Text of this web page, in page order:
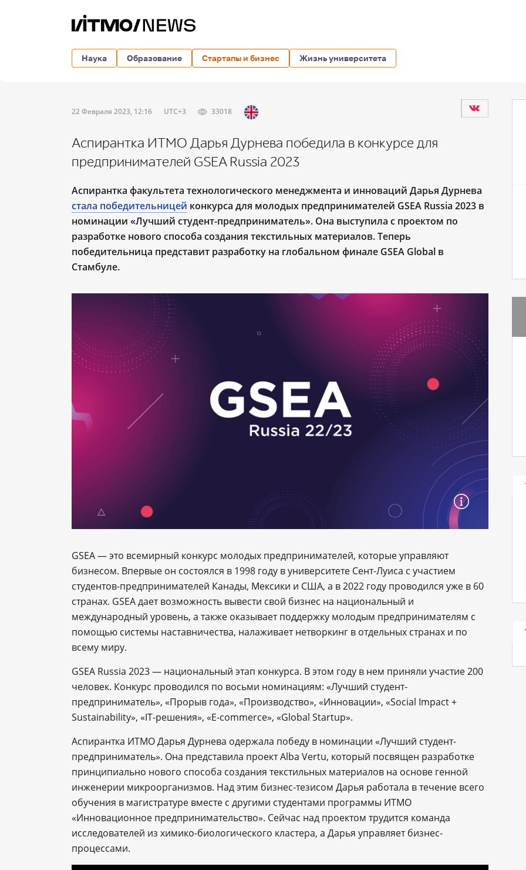
Наука Образование Стартапы и бизнес Жизнь университета
22 Февраля 2023, 12:16 UTC+3 33018
Аспирантка ИТМО Дарья Дурнева победила в конкурсе для
предпринимателей GSEA Russia 2023
Аспирантка факультета технологического менеджмента и инноваций Дарья Дурнева
стала победительницей конкурса для молодых предпринимателей GSEA Russia 2023 в
номинации «Лучший студент-предприниматель». Она выступила с проектом по
разработке нового способа создания текстильных материалов.Теперь
победительница представит разработку на глобальном финале GSEA Global в
Стамбуле.
GSEA ― это всемирный конкурс молодых предпринимателей, которые управляют
бизнесом. Впервые он состоялся в 1998 году в университете Сент-Луиса с участием
студентов-предпринимателей Канады, Мексики и США, а в 2022 году проводился уже в 60
странах. GSEA дает возможность вывести свой бизнес на национальный и
международный уровень, а также оказывает поддержку молодым предпринимателям с
помощью системы наставничества, налаживает нетворкинг в отдельных странах и по
всему миру.
GSEA Russia 2023 — национальный этап конкурса. В этом году в нем приняли участие 200
человек. Конкурс проводился по восьми номинациям: «Лучший студент-
предприниматель», «Прорыв года», «Производство», «Инновации», «Social Impact +
Sustainability», «IT-решения», «E-commerce», «Global Startup».
Аспирантка ИТМО Дарья Дурнева одержала победу в номинации «Лучший студент-
предприниматель». Она представила проект Alba Vertu, который посвящен разработке
принципиально нового способа создания текстильных материалов на основе генной
инженерии микроорганизмов. Над этим бизнес-тезисом Дарья работала в течение всего
обучения в магистратуре вместе с другими студентами программы ИТМО
«Инновационное предпринимательство». Сейчас над проектом трудится команда
исследователей из химико-биологического кластера, а Дарья управляет бизнес-
процессами.